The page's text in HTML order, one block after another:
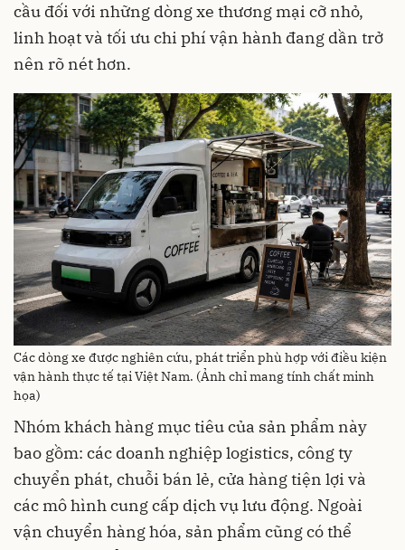
cầu đối với những dòng xe thương mại cỡ nhỏ,
linh hoạt và tối ưu chi phí vận hành đang dần trở
nên rõ nét hơn.
Các dòng xe được nghiên cứu, phát triển phù hợp với điều kiện
vận hành thực tế tại Việt Nam. (Ảnh chỉ mang tính chất minh
họa)
Nhóm khách hàng mục tiêu của sản phẩm này
bao gồm: các doanh nghiệp logistics, công ty
chuyển phát, chuỗi bán lẻ, cửa hàng tiện lợi và
các mô hình cung cấp dịch vụ lưu động. Ngoài
vận chuyển hàng hóa, sản phẩm cũng có thể